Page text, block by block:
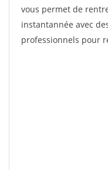
vous permet de
instantannée avec
professionnels pour